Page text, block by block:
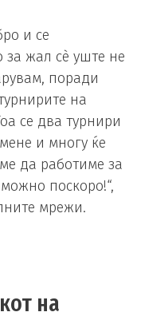
и се
за жал сè уште не
поради
на
се два турнири
и многу ќе
да работиме за
поскоро!“,
мрежи.
на